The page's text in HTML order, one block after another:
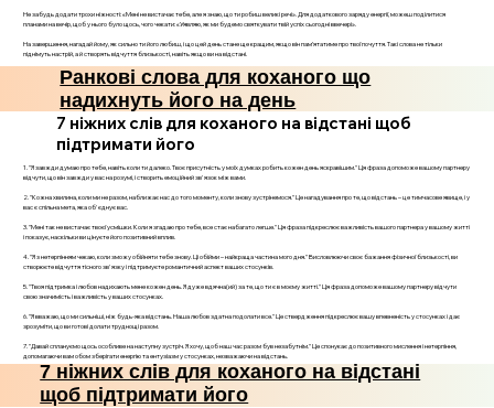
Не забудь додати трохи ніжності: «Мені не вистачає тебе, але я знаю, що ти робиш великі речі». Для додаткового заряду енергії, можеш поділитися
планами на вечір, щоб у нього було щось, чого чекати: «Уявляю, як ми будемо святкувати твій успіх сьогодні ввечері».
На завершення, нагадай йому, як сильно ти його любиш, і що цей день стане ще кращим, якщо він пам’ятатиме про твої почуття. Такі слова не тільки
піднімуть настрій, а й створять відчуття близькості, навіть якщо ви на відстані.
Ранкові слова для коханого що
надихнуть його на день
7 ніжних слів для коханого на відстані щоб
підтримати його
1. "Я завжди думаю про тебе, навіть коли ти далеко. Твоє присутність у моїх думках робить кожен день яскравішим." Ця фраза допоможе вашому партнеру
відчути, що він завжди у вас на розумі, і створить емоційний зв'язок між вами.
2. "Кожна хвилина, коли ми не разом, наближає нас до того моменту, коли знову зустрінемося." Це нагадування про те, що відстань – це тимчасове явище, і у
вас є спільна мета, яка об'єднує вас.
3. "Мені так не вистачає твоєї усмішки. Коли я згадаю про тебе, все стає набагато легше." Ця фраза підкреслює важливість вашого партнера у вашому житті
і показує, наскільки ви цінуєте його позитивний вплив.
4. "Я з нетерпінням чекаю, коли зможу обійняти тебе знову. Ці обійми – найкраща частина мого дня." Висловлюючи своє бажання фізичної близькості, ви
створюєте відчуття тісного зв'язку і підтримуєте романтичний аспект ваших стосунків.
5. "Твоя підтримка і любов надихають мене кожен день. Я дуже вдячна(ий) за те, що ти є в моєму житті." Ця фраза допоможе вашому партнеру відчути
свою значимість і важливість у ваших стосунках.
6. "Я вважаю, що ми сильніші, ніж будь-яка відстань. Наша любов здатна подолати все." Це ствердження підкреслює вашу впевненість у стосунках і дає
зрозуміти, що ви готові долати труднощі разом.
7. "Давай сплануємо щось особливе на наступну зустріч. Я хочу, щоб наш час разом був незабутнім." Це спонукає до позитивного мислення і нетерпіння,
допомагаючи вам обом зберігати енергію та ентузіазм у стосунках, незважаючи на відстань.
7 ніжних слів для коханого на відстані
щоб підтримати його